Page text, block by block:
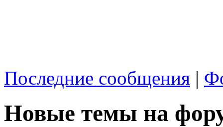
Последние сообщения |
Новые темы на